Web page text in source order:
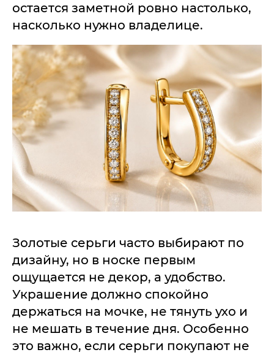
остается заметной ровно настолько,
насколько нужно владелице.
Золотые серьги часто выбирают по
дизайну, но в носке первым
ощущается не декор, а удобство.
Украшение должно спокойно
держаться на мочке, не тянуть ухо и
не мешать в течение дня. Особенно
это важно, если серьги покупают не